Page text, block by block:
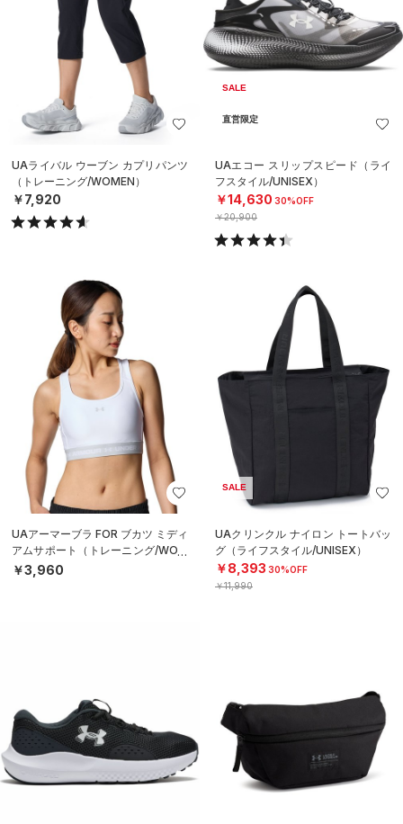
UAライバル ウーブン カプリパンツ
（トレーニング/WOMEN）
￥7,920
SALE
直営限定
UAエコー スリップスピード（ライ
フスタイル/UNISEX）
￥14,630 30%OFF
￥20,900
UAアーマーブラ FOR ブカツ ミディ
アムサポート（トレーニング/WOM
EN）
￥3,960
SALE
UAクリンクル ナイロン トートバッ
グ（ライフスタイル/UNISEX）
￥8,393 30%OFF
￥11,990